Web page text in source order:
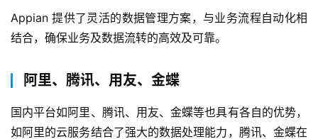
方
案
与
合
Appian 提供了灵活的数据管理方案，与业务流程自动化相
结合，确保业务及数据流转的高效及可靠。
阿里、腾讯、用友、金蝶
国内平台如阿里、腾讯、用友、金蝶等也具有各自的优势，
如阿里的云服务结合了强大的数据处理能力，腾讯、金蝶在